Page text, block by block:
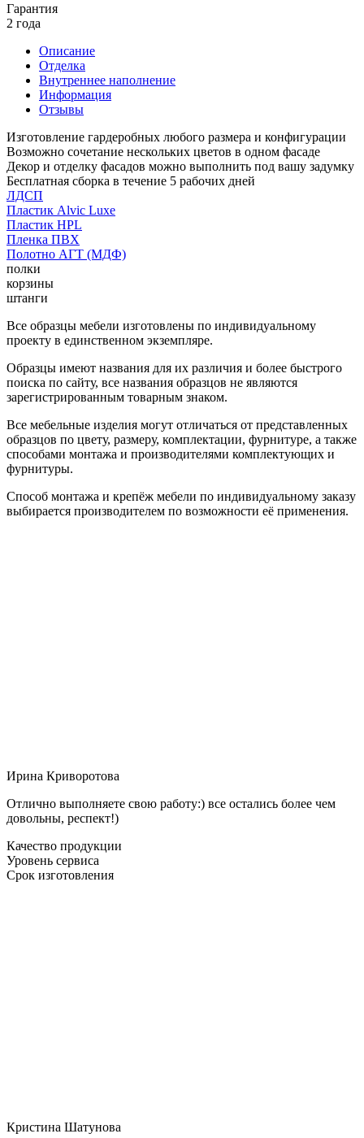
Гарантия
2 года
Описание
Отделка
Внутреннее наполнение
Информация
Отзывы
Изготовление гардеробных любого размера и конфигурации
Возможно сочетание нескольких цветов в одном фасаде
Декор и отделку фасадов можно выполнить под вашу задумку
Бесплатная сборка в течение 5 рабочих дней
ЛДСП
Пластик Alvic Luxe
Пластик HPL
Пленка ПВХ
Полотно АГТ (МДФ)
полки
корзины
штанги
Все образцы мебели изготовлены по индивидуальному
проекту в единственном экземпляре.
Образцы имеют названия для их различия и более быстрого
поиска по сайту, все названия образцов не являются
зарегистрированным товарным знаком.
Все мебельные изделия могут отличаться от представленных
образцов по цвету, размеру, комплектации, фурнитуре, а также
способами монтажа и производителями комплектующих и
фурнитуры.
Способ монтажа и крепёж мебели по индивидуальному заказу
выбирается производителем по возможности её применения.
Ирина Криворотова
Отлично выполняете свою работу:) все остались более чем
довольны, респект!)
Качество продукции
Уровень сервиса
Срок изготовления
Кристина Шатунова